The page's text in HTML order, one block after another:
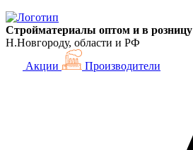
Стройматериалы оптом и в розницу
Н.Новгороду, области и РФ
Акции
Производители